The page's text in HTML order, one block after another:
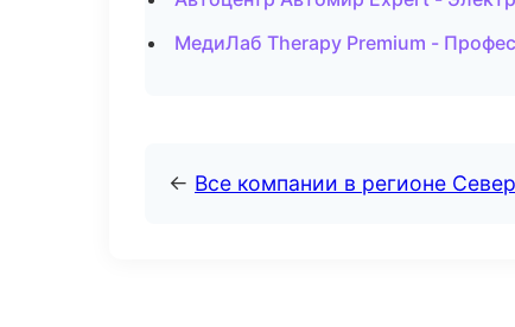
МедиЛаб Therapy Premium -
← Все компании в регионе